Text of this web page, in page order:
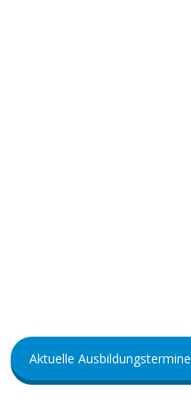
Aktuelle Ausbildungstermine